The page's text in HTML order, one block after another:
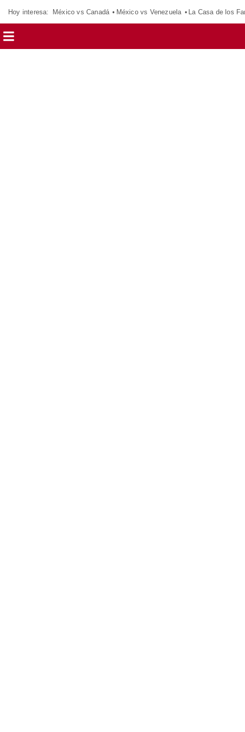
Hoy interesa: México vs Canadá México vs Venezuela La Casa de los